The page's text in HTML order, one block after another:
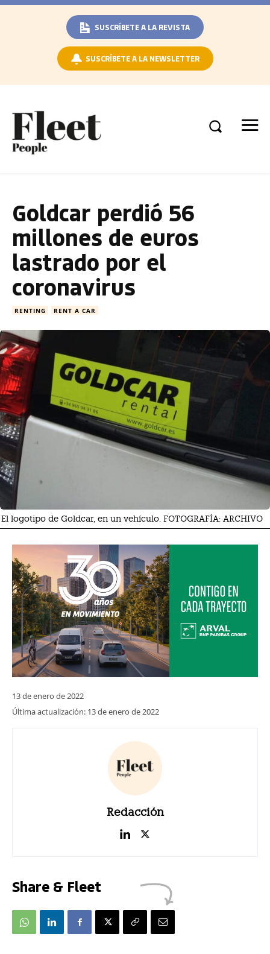
SUSCRÍBETE A LA REVISTA
SUSCRÍBETE A LA NEWSLETTER
Goldcar perdió 56
millones de euros
lastrado por el
coronavirus
RENTING RENT A CAR
El logotipo de Goldcar, en un vehículo. FOTOGRAFÍA: ARCHIVO
13 de enero de 2022
Última actualización: 13 de enero de 2022
Redacción
Share & Fleet